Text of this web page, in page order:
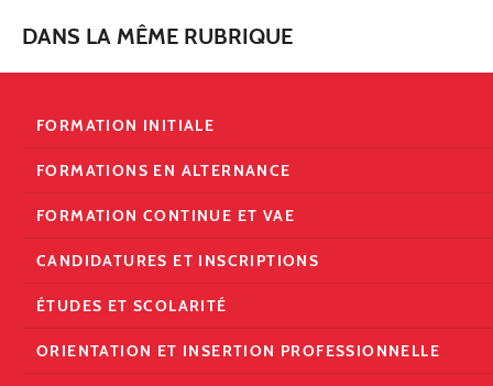
DANS LA MÊME RUBRIQUE
FORMATION INITIALE
FORMATIONS EN ALTERNANCE
FORMATION CONTINUE ET VAE
CANDIDATURES ET INSCRIPTIONS
ÉTUDES ET SCOLARITÉ
ORIENTATION ET INSERTION PROFESSIONNELLE